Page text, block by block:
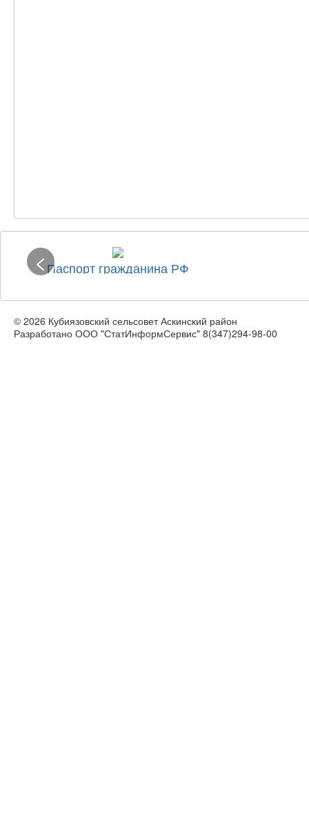
Паспорт гражданина РФ
<
© 2026 Кубиязовский сельсовет Аскинский район
Разработано ООО "СтатИнформСервис" 8(347)294-98-00